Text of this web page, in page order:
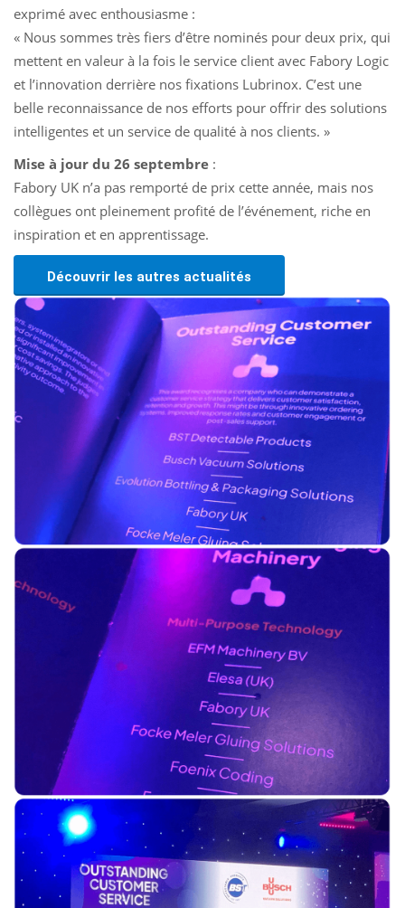
exprimé avec enthousiasme :
« Nous sommes très fiers d’être nominés pour deux prix, qui
mettent en valeur à la fois le service client avec Fabory Logic
et l’innovation derrière nos fixations Lubrinox. C’est une
belle reconnaissance de nos efforts pour offrir des solutions
intelligentes et un service de qualité à nos clients. »
Mise à jour du 26 septembre :
Fabory UK n’a pas remporté de prix cette année, mais nos
collègues ont pleinement profité de l’événement, riche en
inspiration et en apprentissage.
Découvrir les autres actualités